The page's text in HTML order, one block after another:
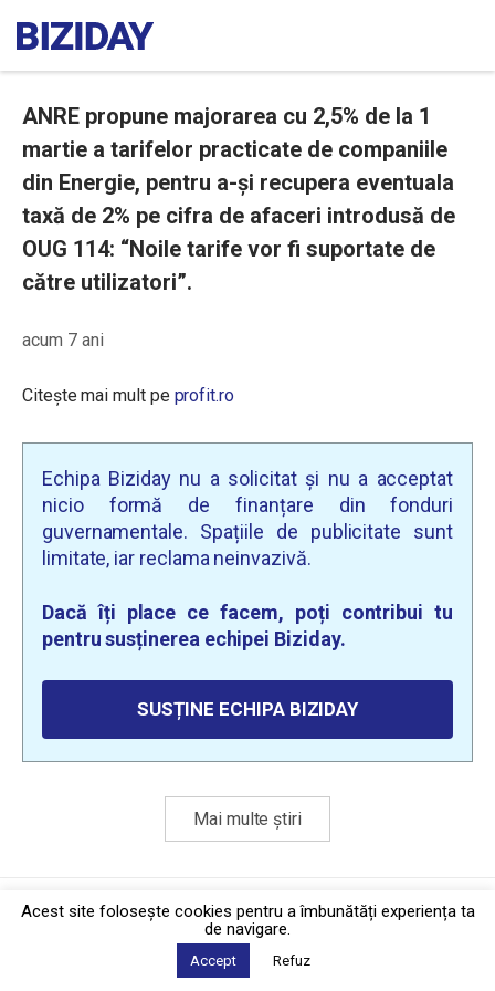
ANRE propune majorarea cu 2,5% de la 1
martie a tarifelor practicate de companiile
din Energie, pentru a-și recupera eventuala
taxă de 2% pe cifra de afaceri introdusă de
OUG 114: “Noile tarife vor fi suportate de
către utilizatori”.
acum 7 ani
Citește mai mult pe profit.ro
Echipa Biziday nu a solicitat și nu a acceptat
nicio formă de finanțare din fonduri
guvernamentale. Spațiile de publicitate sunt
limitate, iar reclama neinvazivă.
Dacă îți place ce facem, poți contribui tu
pentru susținerea echipei Biziday.
SUSȚINE ECHIPA BIZIDAY
Mai multe știri
Politica de confidențialitate·Contact
2026 © Biziday
Acest site foloseşte cookies pentru a îmbunătăți experiența ta
de navigare.
Accept Refuz